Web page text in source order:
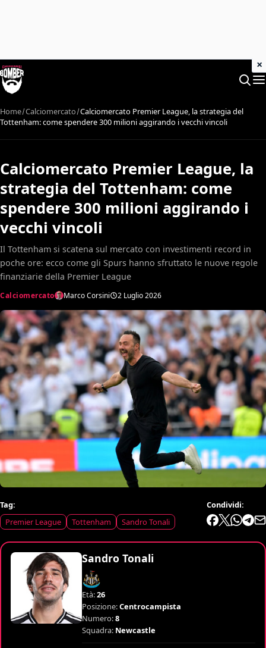
Home Calciomercato Calciomercato Premier League, la strategia del
Tottenham: come spendere 300 milioni aggirando i vecchi vincoli
Calciomercato Premier League, la
strategia del Tottenham: come
spendere 300 milioni aggirando i
vecchi vincoli
Il Tottenham si scatena sul mercato con investimenti record in
poche ore: ecco come gli Spurs hanno sfruttato le nuove regole
finanziarie della Premier League
Calciomercato Marco Corsini 2 Luglio 2026
Tag:
Premier League
Tottenham Sandro Tonali
Condividi:
Sandro Tonali
Età:26
Posizione:Centrocampista
Numero:8
Squadra: Newcastle
×